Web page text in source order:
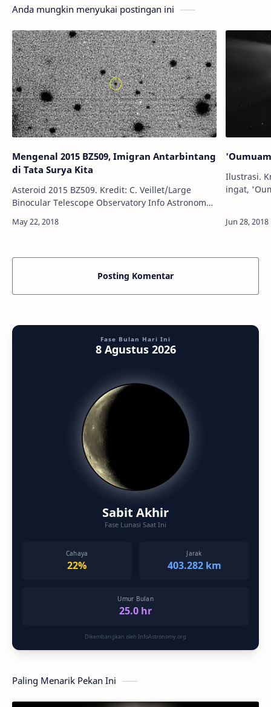
Anda mungkin menyukai postingan ini
Mengenal 2015 BZ509, Imigran Antarbintang
di Tata Surya Kita
Asteroid 2015 BZ509. Kredit: C. Veillet/Large
Binocular Telescope Observatory Info Astronomy -
berhasil menemukan imigran…
Ilustrasi. Kredit: ESA
ingat,
Posting Komentar
Fase Bulan Hari Ini
8 Agustus 2026
Sabit Akhir
Fase Lunasi Saat Ini
Cahaya
22%
Jarak
403.282 km
Umur Bulan
25.0 hr
Dikembangkan oleh InfoAstronomy.org
Paling Menarik Pekan Ini